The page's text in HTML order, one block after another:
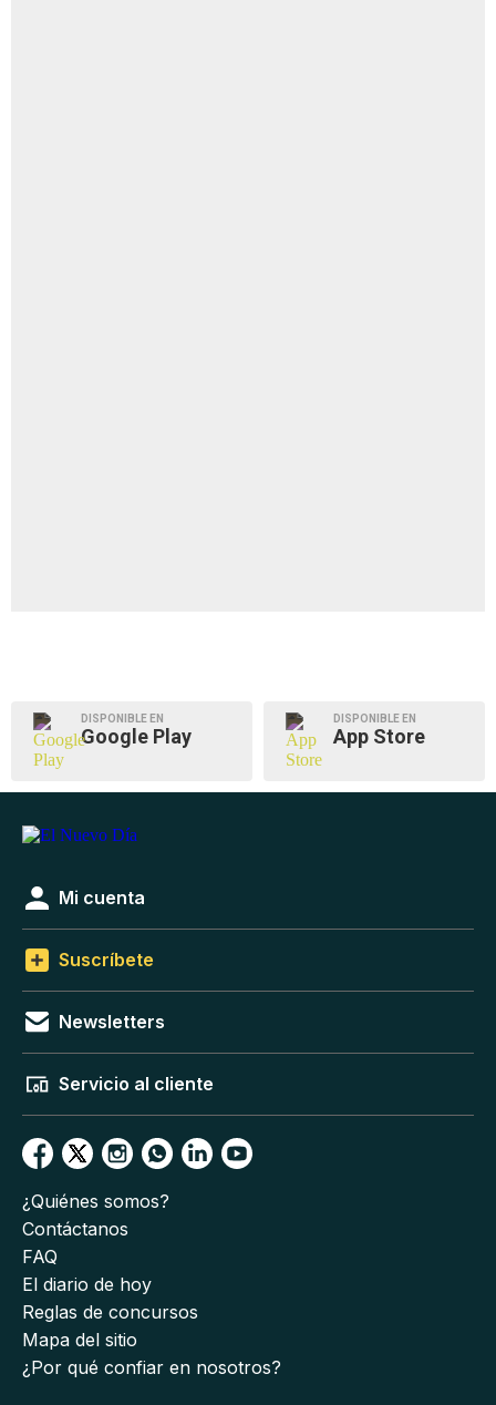
DISPONIBLE EN
Google Play
DISPONIBLE EN
App Store
Mi cuenta
Suscríbete
Newsletters
Servicio al cliente
¿Quiénes somos?
Contáctanos
FAQ
El diario de hoy
Reglas de concursos
Mapa del sitio
¿Por qué confiar en nosotros?